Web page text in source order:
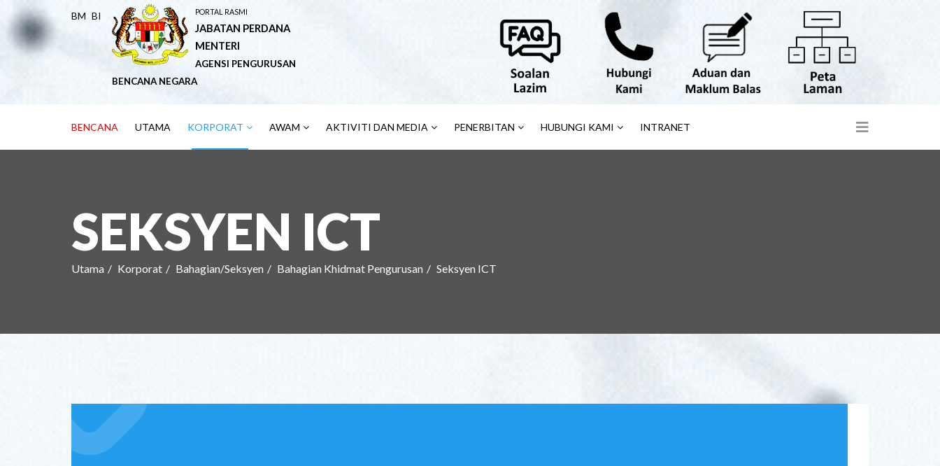
BM BI PORTAL RASMI
JABATAN PERDANA
MENTERI
AGENSI PENGURUSAN
BENCANA NEGARA
BENCANA UTAMA KORPORAT AWAM AKTIVITI DAN MEDIA PENERBITAN HUBUNGI KAMI INTRANET
SEKSYEN ICT
Utama Korporat Bahagian/Seksyen Bahagian Khidmat Pengurusan Seksyen ICT